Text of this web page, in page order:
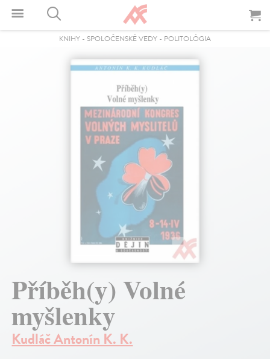
KNIHY - SPOLOČENSKÉ VEDY - POLITOLÓGIA
Příběh(y) Volné
myšlenky
Kudláč Antonín K. K.